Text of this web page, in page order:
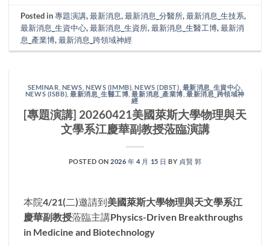
Posted in專題演講,最新消息,最新消息_分醫所,最新消息_生技系,
最新消息_生資中心,最新消息_生資所,最新消息_生醫工博,最新消
息_產業博,最新消息_跨領域神經
SEMINAR NEWS ,NEWS (IMMB) ,NEWS (DBST) 最新消息_生資中心,
NEWS (ISBB) ,最新消息_生醫工博 ,最新消息_產業博 ,最新消息_跨領域神
經
[專題演講] 20260421美國萊斯大學物理與天
文學系江慶華副教授蒞臨演講
POSTED ON2026 年 4 月 15 日 BY 貞賢 郭
本院4/21(二)邀請到美國萊斯大學物理與天文學系江
慶華副教授蒞臨主講Physics-Driven Breakthroughs
in Medicine and Biotechnology